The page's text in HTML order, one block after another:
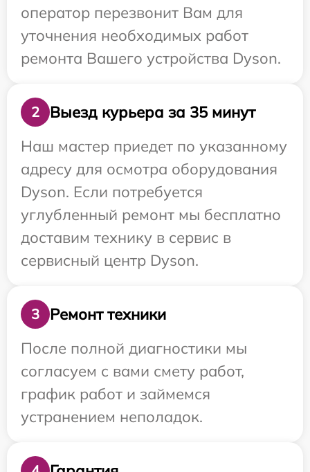
оператор перезвонит Вам для
уточнения необходимых работ
ремонта Вашего устройства Dyson.
2
Выезд курьера за 35 минут
Наш мастер приедет по указанному
адресу для осмотра оборудования
Dyson. Если потребуется
углубленный ремонт мы бесплатно
доставим технику в сервис в
сервисный центр Dyson.
3
Ремонт техники
После полной диагностики мы
согласуем с вами смету работ,
график работ и займемся
устранением неполадок.